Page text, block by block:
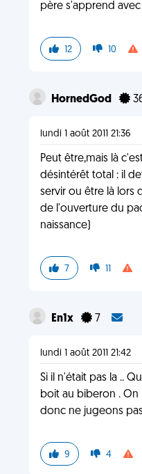
père s'apprend
12 10
HornedGod
lundi 1 août 2011 21:36
Peut être,mais là
désintérêt total : il
servir ou être là lors
de l'ouverture du
naissance)
7 11
En1x 7
lundi 1 août 2011 21:42
Si il n'était pas la ..
boit au biberon . On
donc ne jugeons
9 4